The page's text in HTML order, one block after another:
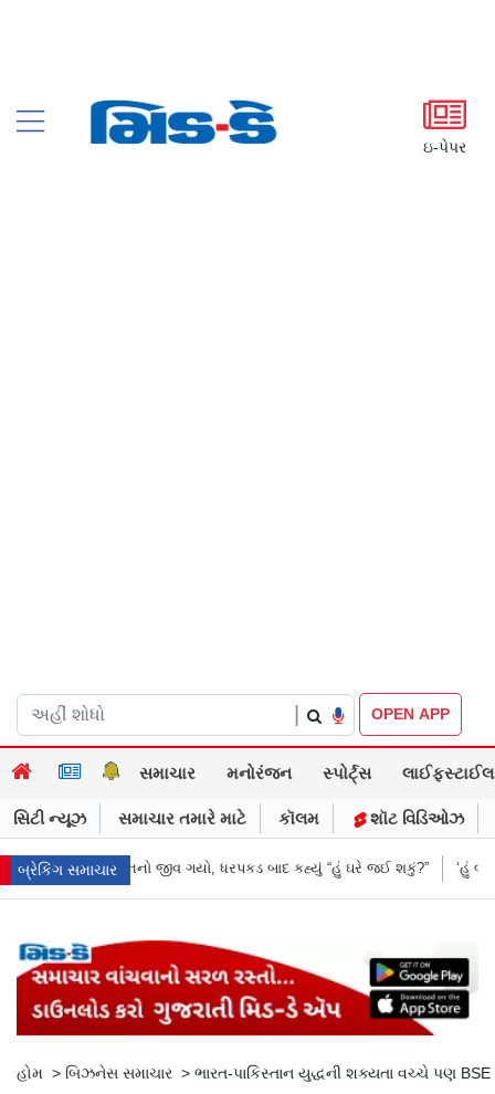
ઇ-પેપર
OPEN APP
સમાચાર મનોરંજન સ્પોર્ટ્સ લાઈફસ્ટાઈલ
સિટી ન્યૂઝ સમાચાર તમારે માટે કૉલમ શૉટ વિડિઓઝ
બ્રેકિંગ સમાચાર
બાદ કહ્યું “હું ઘરે જઈ શકું?” ‘હું બાબા બાગેશ્વર નથી...’: IIT દિલ્હીમાં
હોમ > બિઝનેસ સમાચાર > ભારત-પાકિસ્તાન યુદ્ધની શક્યતા વચ્ચે પણ